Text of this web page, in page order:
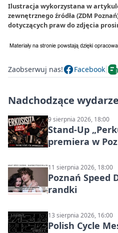
Ilustracja wykorzystana w
zewnętrznego źródła (ZDM
dotyczących praw do zdjęcia
Zaobserwuj nas! Facebook
Nadchodzące
9 sierpnia 2026, 18:00
Stand-Up
premiera w
11 sierpnia 2026, 18:00
Poznań Speed
randki
13 sierpnia 2026, 16:00
Polish Cycle